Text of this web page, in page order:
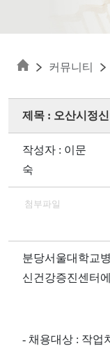
커뮤니티
제목 : 오산시정
작성자 : 이문
숙
첨부파일
분당서울대학교
신건강증진센터
- 채용대상 : 작업